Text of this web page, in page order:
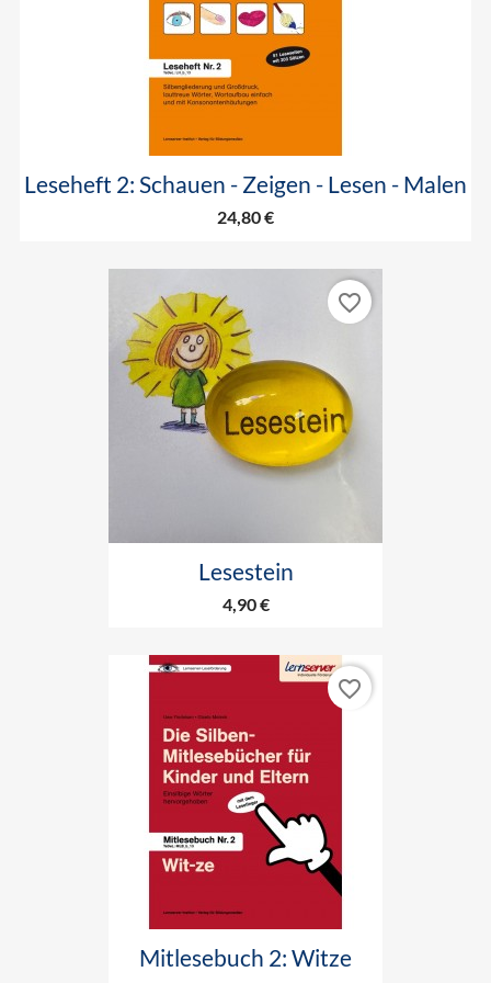
Leseheft 2: Schauen - Zeigen - Lesen - Malen
24,80 €
Lesestein
4,90 €
favorite_border
Mitlesebuch 2: Witze
favorite_border